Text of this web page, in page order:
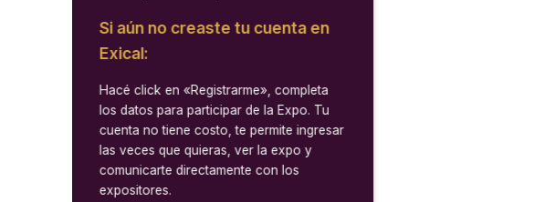
Si aún no creaste tu cuenta en
Exical:
Hacé click en «Registrarme», completa
los datos para participar de la Expo. Tu
cuenta no tiene costo, te permite ingresar
las veces que quieras, ver la expo y
comunicarte directamente con los
expositores.